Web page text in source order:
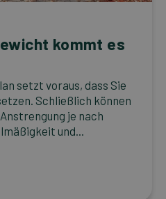
kommt es
setzt voraus, dass Sie
Schließlich können
je nach
und...